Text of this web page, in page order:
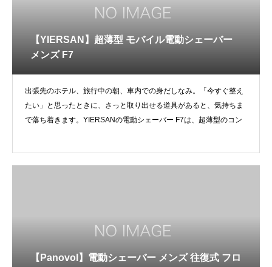
【YIERSAN】超薄型 モバイル電動シェーバー
メンズ F7
出張先のホテル、旅行中の朝、車内での身だしなみ。「今すぐ整え
たい」と思ったときに、さっと取り出せる道具があると、気持ちま
で落ち着きます。YIERSANの電動シェーバー F7は、超薄型のコン
【Panovol】電動シェーバー メンズ 往復式 フロ